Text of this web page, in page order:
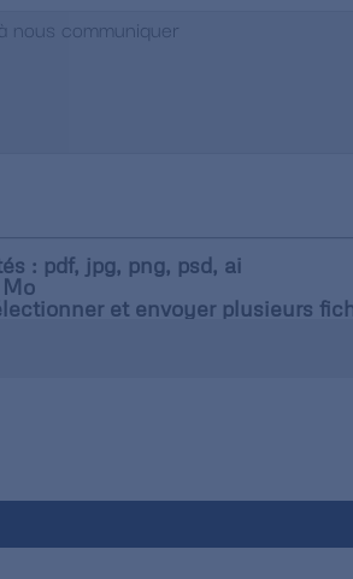
: pdf, jpg, png, psd, ai
et envoyer plusieurs